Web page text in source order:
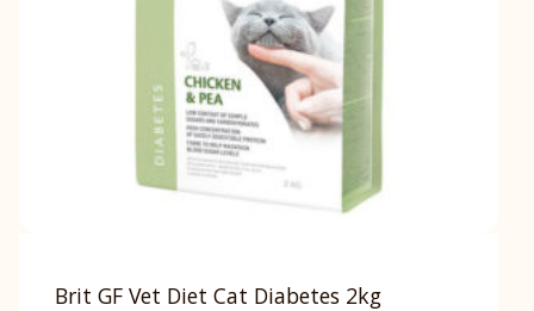
Brit GF Vet Diet Cat Diabetes 2kg